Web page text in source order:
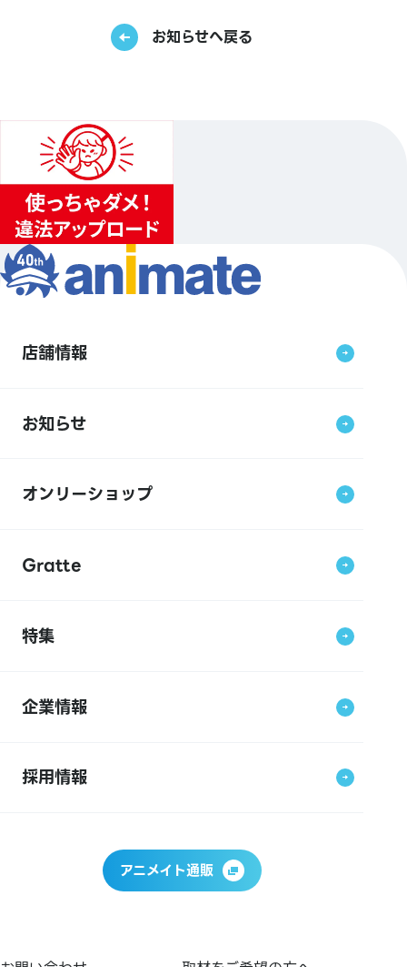
お知らせへ戻る
店舗情報
お知らせ
オンリーショップ
Gratte
特集
企業情報
採用情報
アニメイト通販